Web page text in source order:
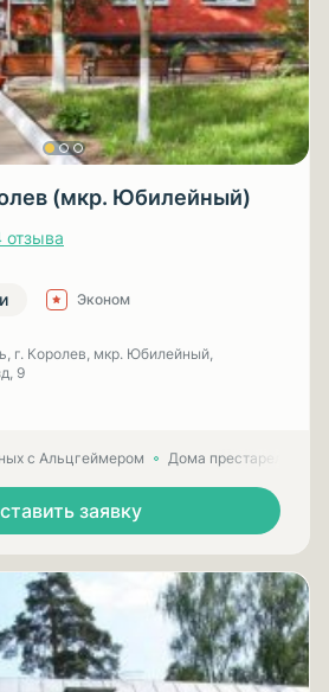
(мкр. Юбилейный)
отзыва
Эконом
г. Королев, мкр. Юбилейный,
9
с Альцгеймером Дома престарелых
заявку